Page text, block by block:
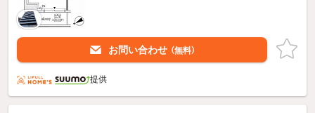
お問い合わせ （無料）
提供